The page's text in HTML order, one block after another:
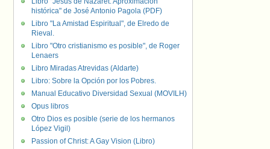
histórica" de José Antonio Pagola (PDF)
Libro "La Amistad Espiritual", de Elredo de
Rieval.
Libro "Otro cristianismo es posible", de Roger
Lenaers
Libro Miradas Atrevidas (Aldarte)
Libro: Sobre la Opción por los Pobres.
Manual Educativo Diversidad Sexual (MOVILH)
Opus libros
Otro Dios es posible (serie de los hermanos
López Vigil)
Passion of Christ: A Gay Vision (Libro)